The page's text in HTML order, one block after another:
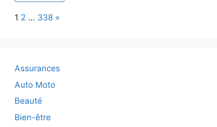
Page:
1 2 … 338 Next
»
Assurances
Auto Moto
Beauté
Bien-être